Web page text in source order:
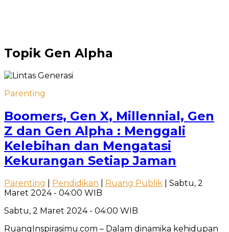
Topik Gen Alpha
Parenting
Boomers, Gen X, Millennial, Gen
Z dan Gen Alpha : Menggali
Kelebihan dan Mengatasi
Kekurangan Setiap Jaman
Parenting Pendidikan Ruang Publik | Sabtu, 2
Maret 2024 - 04:00 WIB
Sabtu, 2 Maret 2024 - 04:00 WIB
RuangInspirasimu.com – Dalam dinamika kehidupan